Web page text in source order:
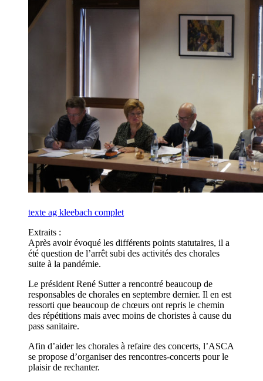
texte ag kleebach complet
Extraits :
Après avoir évoqué les différents points statutaires, il a
été question de l’arrêt subi des activités des chorales
suite à la pandémie.
Le président René Sutter a rencontré beaucoup de
responsables de chorales en septembre dernier. Il en est
ressorti que beaucoup de chœurs ont repris le chemin
des répétitions mais avec moins de choristes à cause du
pass sanitaire.
Afin d’aider les chorales à refaire des concerts, l’ASCA
se propose d’organiser des rencontres-concerts pour le
plaisir de rechanter.